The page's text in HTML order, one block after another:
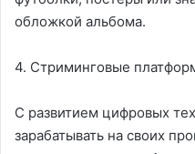
обложкой альбома.
4. Стриминговые
С развитием цифровых
зарабатывать на своих